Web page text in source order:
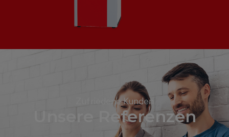
Zufriedene Kunden
Unsere Referenzen